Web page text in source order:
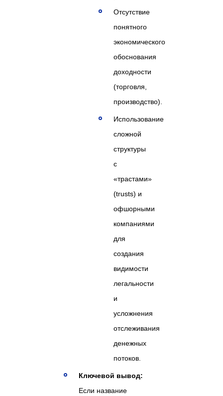
Отсутствие
понятного
экономического
обоснования
доходности
(торговля,
производство).
Использование
сложной
структуры
с
«трастами»
(trusts) и
офшорными
компаниями
для
создания
видимости
легальности
и
усложнения
отслеживания
денежных
потоков.
Ключевой вывод:
Если название